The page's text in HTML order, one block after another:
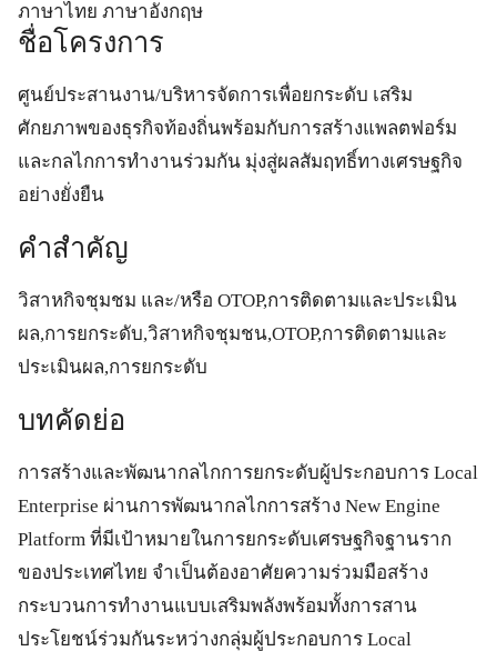
ภาษาไทย ภาษาอังกฤษ
ชื่อโครงการ
ศูนย์ประสานงาน/บริหารจัดการเพื่อยกระดับ เสริม
ศักยภาพของธุรกิจท้องถิ่นพร้อมกับการสร้างแพลตฟอร์ม
และกลไกการทำงานร่วมกัน มุ่งสู่ผลสัมฤทธิ์ทางเศรษฐกิจ
อย่างยั่งยืน
คำสำคัญ
วิสาหกิจชุมชม และ/หรือ OTOP,การติดตามและประเมิน
ผล,การยกระดับ,วิสาหกิจชุมชน,OTOP,การติดตามและ
ประเมินผล,การยกระดับ
บทคัดย่อ
การสร้างและพัฒนากลไกการยกระดับผู้ประกอบการ Local
Enterprise ผ่านการพัฒนากลไกการสร้าง New Engine
Platform ที่มีเป้าหมายในการยกระดับเศรษฐกิจฐานราก
ของประเทศไทย จำเป็นต้องอาศัยความร่วมมือสร้าง
กระบวนการทำงานแบบเสริมพลังพร้อมทั้งการสาน
ประโยชน์ร่วมกันระหว่างกลุ่มผู้ประกอบการ Local